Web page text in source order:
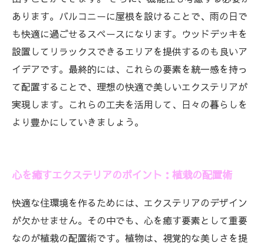
あります。バルコニーに屋根を設けることで、雨の日で
も快適に過ごせるスペースになります。ウッドデッキを
設置してリラックスできるエリアを提供するのも良いア
イデアです。最終的には、これらの要素を統一感を持っ
て配置することで、理想の快適で美しいエクステリアが
実現します。これらの工夫を活用して、日々の暮らしを
より豊かにしていきましょう。
心を癒すエクステリアのポイント：植栽の配置術
快適な住環境を作るためには、エクステリアのデザイン
が欠かせません。その中でも、心を癒す要素として重要
なのが植栽の配置術です。植物は、視覚的な美しさを提